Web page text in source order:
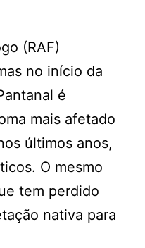
(RAF)
no início da
é
mais afetado
últimos anos,
O mesmo
tem perdido
nativa para